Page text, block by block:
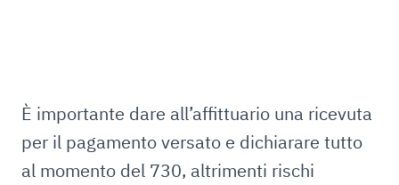
È importante dare all’affittuario una ricevuta
per il pagamento versato e dichiarare tutto
al momento del 730, altrimenti rischi